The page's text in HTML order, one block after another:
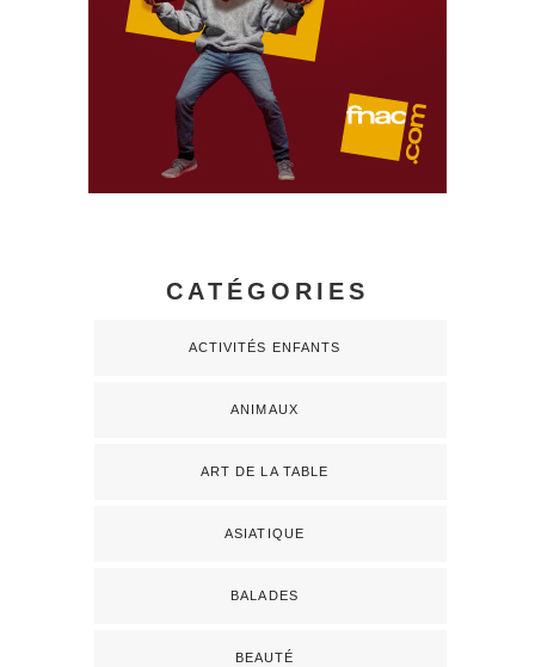
CATÉGORIES
ACTIVITÉS ENFANTS
ANIMAUX
ART DE LA TABLE
ASIATIQUE
BALADES
BEAUTÉ